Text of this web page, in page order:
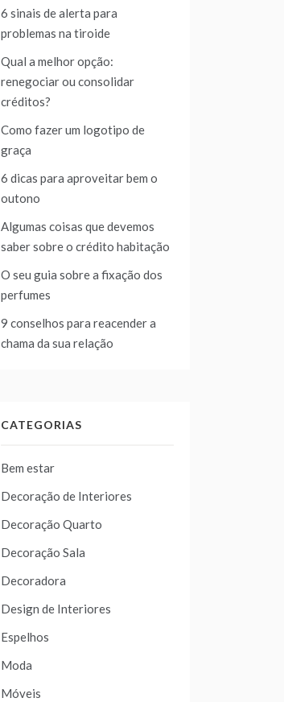
6 sinais de alerta para
problemas na tiroide
Qual a melhor opção:
renegociar ou consolidar
créditos?
Como fazer um logotipo de
graça
6 dicas para aproveitar bem o
outono
Algumas coisas que devemos
saber sobre o crédito habitação
O seu guia sobre a fixação dos
perfumes
9 conselhos para reacender a
chama da sua relação
CATEGORIAS
Bem estar
Decoração de Interiores
Decoração Quarto
Decoração Sala
Decoradora
Design de Interiores
Espelhos
Moda
Móveis